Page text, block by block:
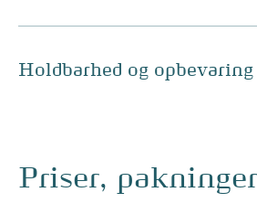
Holdbarhed og opbevaring
Priser,